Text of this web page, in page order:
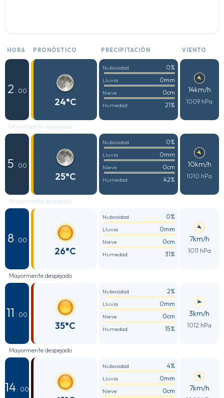
HORA PRONÓSTICO PRECIPITACIÓN VIENTO
2 : 00
24°C
Nubosidad 0%
Lluvia 0mm
Nieve 0cm
Humedad 21%
14km/h
1009 hPa
Mayormente despejado
5 : 00
25°C
Nubosidad 0%
Lluvia 0mm
Nieve 0cm
Humedad 42%
10km/h
1010 hPa
Mayormente despejado
8 : 00
26°C
Nubosidad 0%
Lluvia 0mm
Nieve 0cm
Humedad 31%
7km/h
1011 hPa
Mayormente despejado
11 : 00
35°C
Nubosidad 2%
Lluvia 0mm
Nieve 0cm
Humedad 15%
3km/h
1012 hPa
Mayormente despejado
14 : 00
Nubosidad 4%
Lluvia 0mm
Nieve 0cm 7km/h